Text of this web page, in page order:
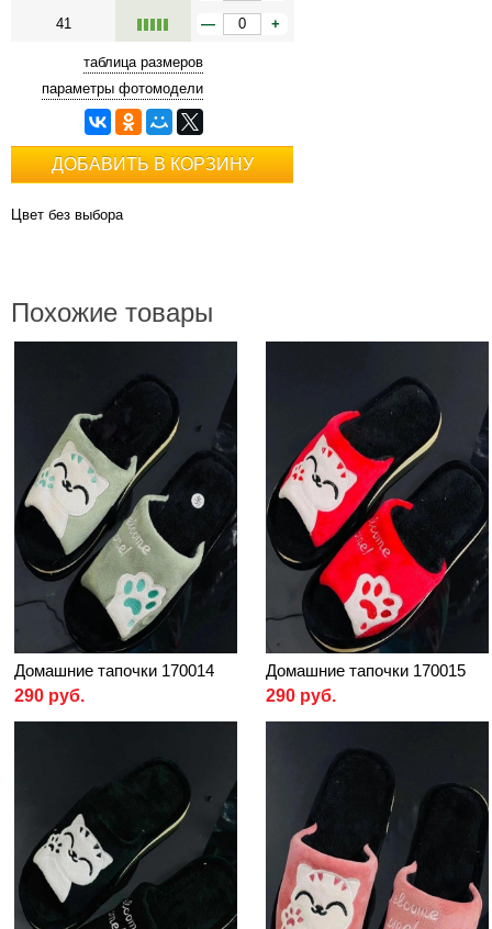
41 — +
таблица размеров
параметры фотомодели
ДОБАВИТЬ В КОРЗИНУ
Цвет без выбора
Похожие товары
Домашние тапочки 170014
290 руб.
Домашние тапочки 170015
290 руб.